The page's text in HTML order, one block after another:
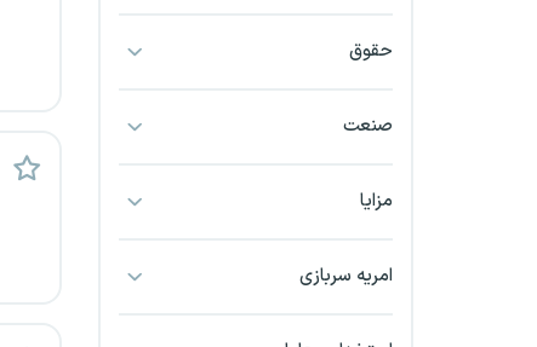
بجنورد
حقوق
صنعت
مزایا
امریه سربازی